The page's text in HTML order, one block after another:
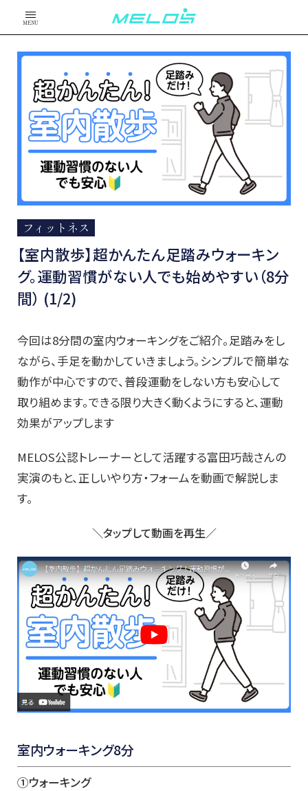
MENU
フィットネス
【室内散歩】超かんたん足踏みウォーキン
グ。運動習慣がない人でも始めやすい（8分
間） (1/2)
今回は8分間の室内ウォーキングをご紹介。足踏みをし
ながら、手足を動かしていきましょう。シンプルで簡単な
動作が中心ですので、普段運動をしない方も安心して
取り組めます。できる限り大きく動くようにすると、運動
効果がアップします
MELOS公認トレーナーとして活躍する富田巧哉さんの
実演のもと、正しいやり方・フォームを動画で解説しま
す。
＼タップして動画を再生／
室内ウォーキング8分
①ウォーキング